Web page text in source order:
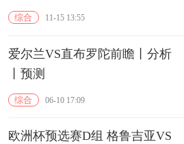
综合 11-15 13:55
爱尔兰VS直布罗陀前瞻丨分析
丨预测
综合 06-10 17:09
欧洲杯预选赛D组 格鲁吉亚VS